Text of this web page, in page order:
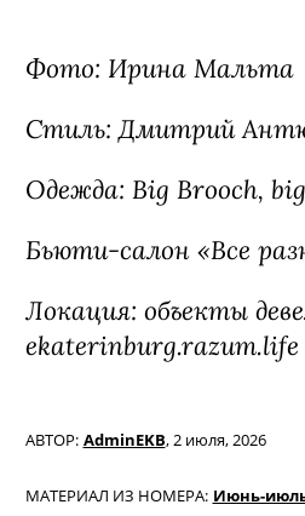
Фото: Ирина Мальта
Стиль: Дмитрий
Одежда: Big Brooch,
Бьюти-салон «Все
Локация: объекты
ekaterinburg.razum.life
АВТОР: AdminEKB,2 июля, 2026
МАТЕРИАЛ ИЗ НОМЕРА: Июнь-июль